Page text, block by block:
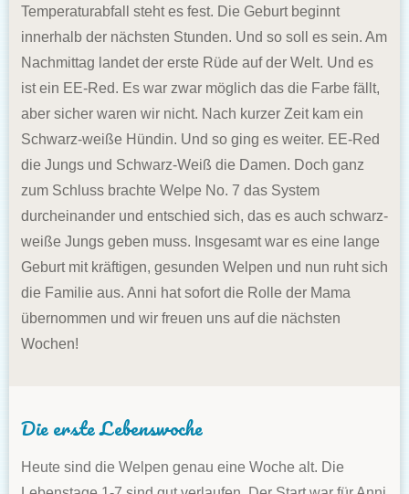
Temperaturabfall steht es fest. Die Geburt beginnt
innerhalb der nächsten Stunden. Und so soll es sein. Am
Nachmittag landet der erste Rüde auf der Welt. Und es
ist ein EE-Red. Es war zwar möglich das die Farbe fällt,
aber sicher waren wir nicht. Nach kurzer Zeit kam ein
Schwarz-weiße Hündin. Und so ging es weiter. EE-Red
die Jungs und Schwarz-Weiß die Damen. Doch ganz
zum Schluss brachte Welpe No. 7 das System
durcheinander und entschied sich, das es auch schwarz-
weiße Jungs geben muss. Insgesamt war es eine lange
Geburt mit kräftigen, gesunden Welpen und nun ruht sich
die Familie aus. Anni hat sofort die Rolle der Mama
übernommen und wir freuen uns auf die nächsten
Wochen!
Die erste Lebenswoche
Heute sind die Welpen genau eine Woche alt. Die